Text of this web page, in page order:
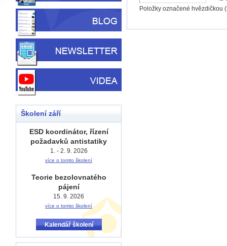
Položky označené hvězdičkou (
Školení září
ESD koordinátor, řízení
požadavků antistatiky
1. - 2. 9. 2026
více o tomto školení
Teorie bezolovnatého
pájení
15. 9. 2026
více o tomto školení
Kalendář školení